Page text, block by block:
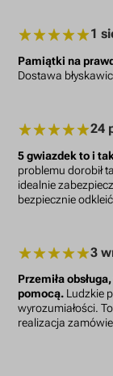
1
Pamiątki na
Dostawa
24
5 gwiazdek to i
problemu dorobił
idealnie
bezpiecznie
3
Przemiła
pomocą. Ludzkie
wyrozumiałości.
realizacja